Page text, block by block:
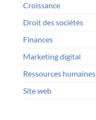
Croissance
Droit des sociétés
Finances
Marketing digital
Ressources humaines
Site web